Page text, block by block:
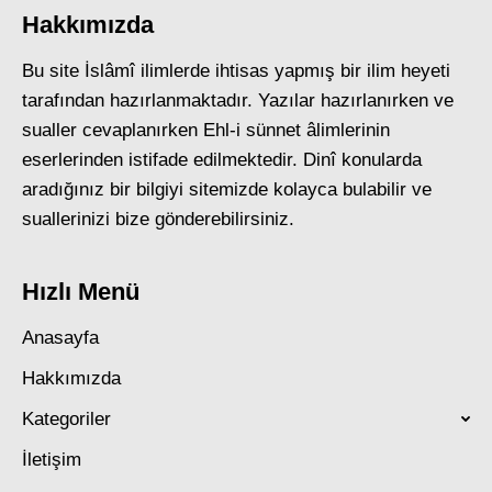
Hakkımızda
Bu site İslâmî ilimlerde ihtisas yapmış bir ilim heyeti
tarafından hazırlanmaktadır. Yazılar hazırlanırken ve
sualler cevaplanırken Ehl-i sünnet âlimlerinin
eserlerinden istifade edilmektedir. Dinî konularda
aradığınız bir bilgiyi sitemizde kolayca bulabilir ve
suallerinizi bize gönderebilirsiniz.
Hızlı Menü
Anasayfa
Hakkımızda
Kategoriler
İletişim